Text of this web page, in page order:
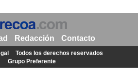
Redacción Contacto
Todos los derechos reservados
Grupo Preferente